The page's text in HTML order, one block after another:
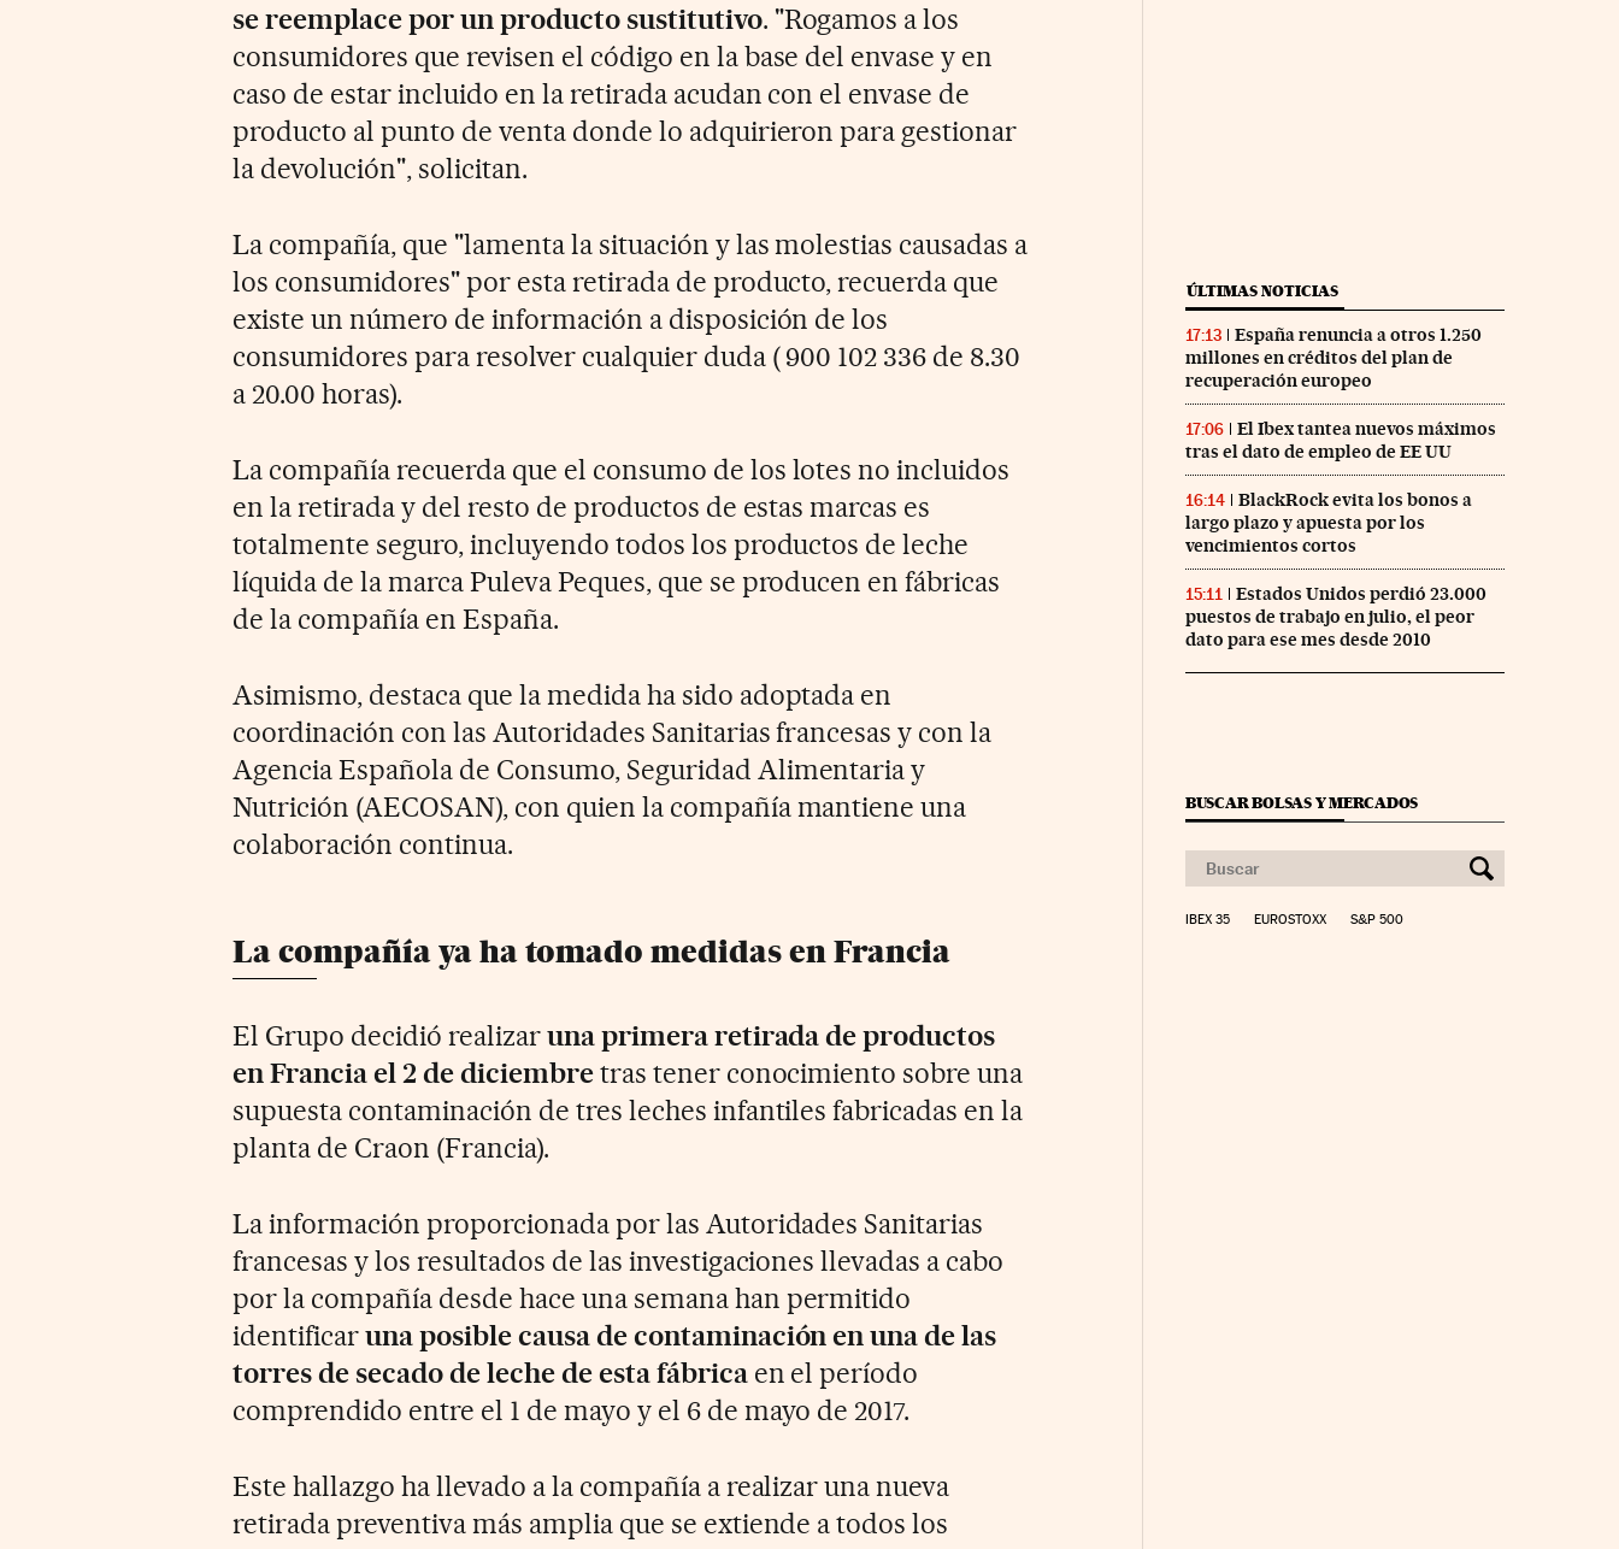
se reemplace por un producto sustitutivo. "Rogamos a los
consumidores que revisen el código en la base del envase y en
caso de estar incluido en la retirada acudan con el envase de
producto al punto de venta donde lo adquirieron para gestionar
la devolución", solicitan.
La compañía, que "lamenta la situación y las molestias causadas a
los consumidores" por esta retirada de producto, recuerda que
existe un número de información a disposición de los
consumidores para resolver cualquier duda ( 900 102 336 de 8.30
a 20.00 horas).
La compañía recuerda que el consumo de los lotes no incluidos
en la retirada y del resto de productos de estas marcas es
totalmente seguro, incluyendo todos los productos de leche
líquida de la marca Puleva Peques, que se producen en fábricas
de la compañía en España.
Asimismo, destaca que la medida ha sido adoptada en
coordinación con las Autoridades Sanitarias francesas y con la
Agencia Española de Consumo, Seguridad Alimentaria y
Nutrición (AECOSAN), con quien la compañía mantiene una
colaboración continua.
La compañía ya ha tomado medidas en Francia
El Grupo decidió realizaruna primera retirada de productos
en Francia el 2 de diciembretras tener conocimiento sobre una
supuesta contaminación de tres leches infantiles fabricadas en la
planta de Craon (Francia).
La información proporcionada por las Autoridades Sanitarias
francesas y los resultados de las investigaciones llevadas a cabo
por la compañía desde hace una semana han permitido
identificaruna posible causa de contaminación en una de las
torres de secado de leche de esta fábricaen el período
comprendido entre el 1 de mayo y el 6 de mayo de 2017.
Este hallazgo ha llevado a la compañía a realizar una nueva
retirada preventiva más amplia que se extiende a todos los
ÚLTIMAS NOTICIAS
17:13
España renuncia a otros 1.250
millones en créditos del plan de
recuperación europeo
17:06
El Ibex tantea nuevos máximos
tras el dato de empleo de EE UU
16:14
BlackRock evita los bonos a
largo plazo y apuesta por los
vencimientos cortos
15:11
Estados Unidos perdió 23.000
puestos de trabajo en julio, el peor
dato para ese mes desde 2010
BUSCAR BOLSAS Y MERCADOS
IBEX 35 EUROSTOXX S&P 500